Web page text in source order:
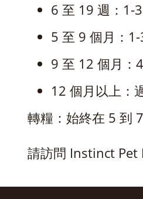
6 至 19 週：1-
5 至 9 個月：
9 至 12 個月：
12 個月以上：
轉糧：始終在 5 到
請訪問 Instinct Pet